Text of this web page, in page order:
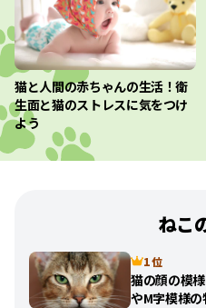
猫と人間の赤ちゃんの生活！衛
生面と猫のストレスに気をつけ
よう
ねこ
1 位
猫の顔の模
やM字模様